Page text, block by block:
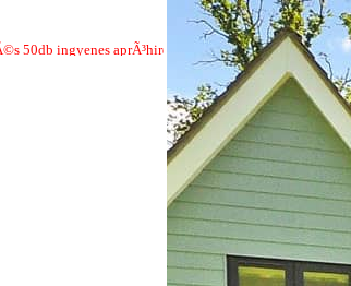
aprÃ³hirdetÃ©s minden Ãºj